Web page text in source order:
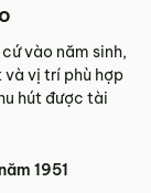
vào năm sinh,
vị trí phù hợp
hút được tài
1951